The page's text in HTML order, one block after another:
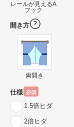
レールが見えるA
フック
開き方
両開き
仕様 必須
1.5倍ヒダ
2倍ヒダ